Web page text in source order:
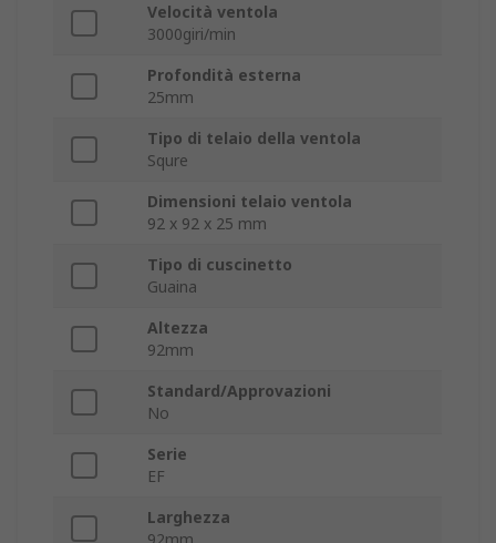
Velocità ventola
3000giri/min
Profondità esterna
25mm
Tipo di telaio della ventola
Squre
Dimensioni telaio ventola
92 x 92 x 25 mm
Tipo di cuscinetto
Guaina
Altezza
92mm
Standard/Approvazioni
No
Serie
EF
Larghezza